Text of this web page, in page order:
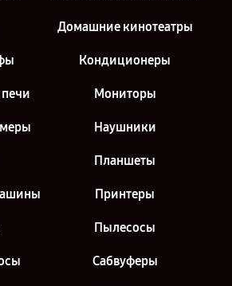
Домашние кинотеатры
Кондиционеры
Мониторы
Наушники
Планшеты
Принтеры
Пылесосы
Сабвуферы